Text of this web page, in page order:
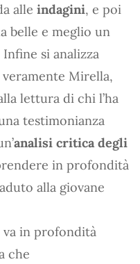
alle indagini, e poi
belle e meglio un
Infine si analizza
Mirella,
lettura di chi l’ha
testimonianza
analisi critica degli
in profondità
alla giovane
va in profondità
che